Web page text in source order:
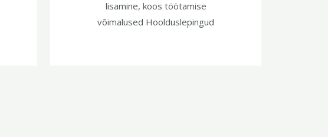
lisamine, koos töötamise
võimalused Hoolduslepingud